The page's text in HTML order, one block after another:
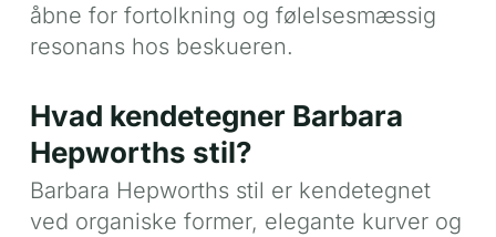
åbne for fortolkning og følelsesmæssig
resonans hos beskueren.
Hvad kendetegner Barbara
Hepworths stil?
Barbara Hepworths stil er kendetegnet
ved organiske former, elegante kurver og